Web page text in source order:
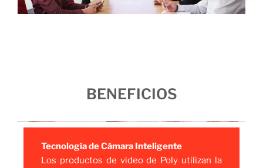
BENEFICIOS
Tecnología de Cámara Inteligente
Los productos de video de Poly utilizan la